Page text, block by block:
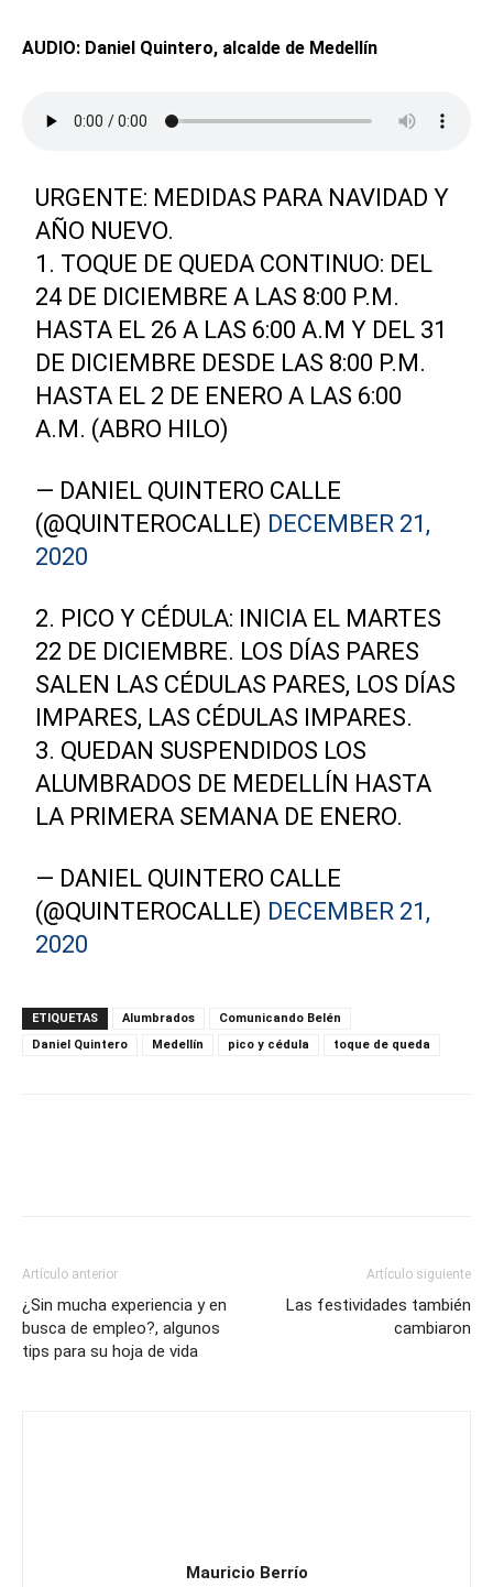
AUDIO: Daniel Quintero, alcalde de Medellín
URGENTE: MEDIDAS PARA NAVIDAD Y
AÑO NUEVO.
1. TOQUE DE QUEDA CONTINUO: DEL
24 DE DICIEMBRE A LAS 8:00 P.M.
HASTA EL 26 A LAS 6:00 A.M Y DEL 31
DE DICIEMBRE DESDE LAS 8:00 P.M.
HASTA EL 2 DE ENERO A LAS 6:00
A.M. (ABRO HILO)
— DANIEL QUINTERO CALLE
(@QUINTEROCALLE) DECEMBER 21,
2020
2. PICO Y CÉDULA: INICIA EL MARTES
22 DE DICIEMBRE. LOS DÍAS PARES
SALEN LAS CÉDULAS PARES, LOS DÍAS
IMPARES, LAS CÉDULAS IMPARES.
3. QUEDAN SUSPENDIDOS LOS
ALUMBRADOS DE MEDELLÍN HASTA
LA PRIMERA SEMANA DE ENERO.
— DANIEL QUINTERO CALLE
(@QUINTEROCALLE) DECEMBER 21,
2020
ETIQUETAS Alumbrados
Comunicando Belén
Daniel Quintero
Medellín pico y cédula toque de queda
Artículo anterior
¿Sin mucha experiencia y en
busca de empleo?, algunos
tips para su hoja de vida
Artículo siguiente
Las festividades también
cambiaron
Mauricio Berrío